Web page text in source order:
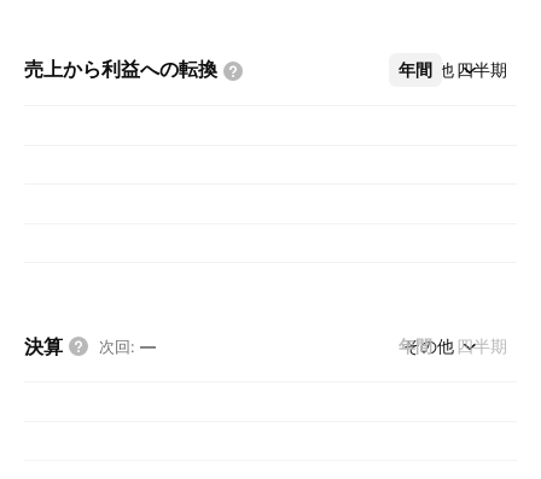
売上から利益への転換 年間 四半期
その他
決算 次回: — 年間 四半期
その他